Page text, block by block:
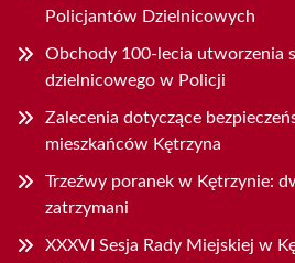
Policjantów Dzielnicowych
Obchody 100-lecia utworzenia
dzielnicowego w Policji
Zalecenia dotyczące
mieszkańców Kętrzyna
Trzeźwy poranek w Kętrzynie:
zatrzymani
XXXVI Sesja Rady Miejskiej w